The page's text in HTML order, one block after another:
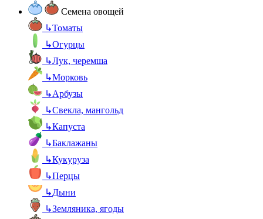
Семена овощей
↳Томаты
↳Огурцы
↳Лук, черемша
↳Морковь
↳Арбузы
↳Свекла, мангольд
↳Капуста
↳Баклажаны
↳Кукуруза
↳Перцы
↳Дыни
↳Земляника, ягоды